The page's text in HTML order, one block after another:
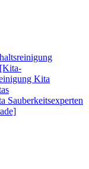
[Kita-
Kita
Sauberkeitsexperten